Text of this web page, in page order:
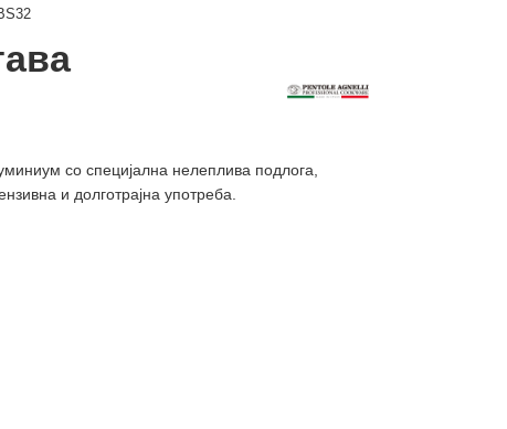
со специјална нелеплива подлога,
и долготрајна употреба.